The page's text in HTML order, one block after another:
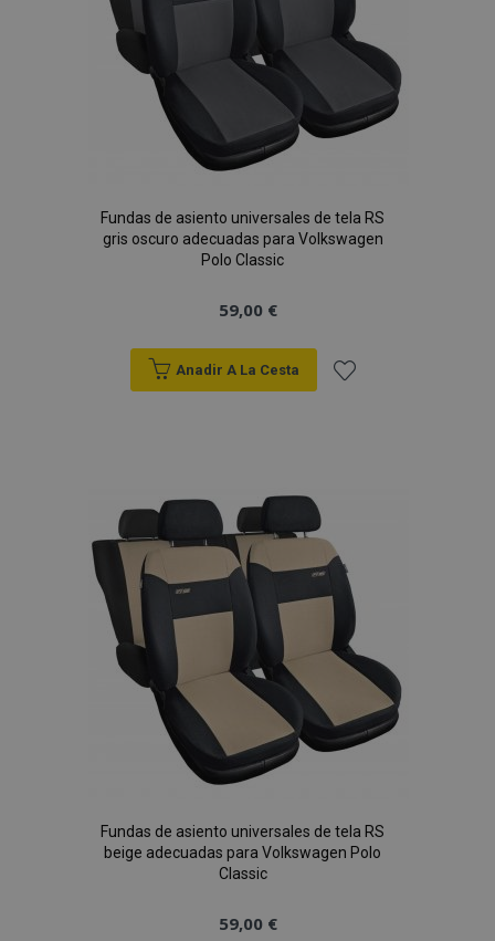
Fundas de asiento universales de tela RS
gris oscuro adecuadas para Volkswagen
Polo Classic
59,00 €
Anadir A La Cesta
de
Deseos
Fundas de asiento universales de tela RS
beige adecuadas para Volkswagen Polo
Classic
59,00 €